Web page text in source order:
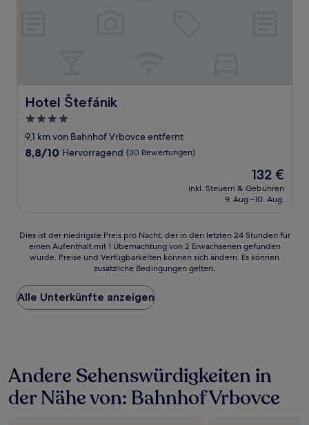
Hotel Štefánik
Hotel Štefánik
4.0-
Sterne-
Unterkunft
9,1 km von Bahnhof Vrbovce entfernt
8.8
8,8/10 Hervorragend (30 Bewertungen)
Der
Preis
beträgt
132 €
inkl. Steuern & Gebühren
9. Aug.–10. Aug.
Dies
der
Preis
pro
Nacht,
24 Stunden
für
einen
Dies ist der niedrigste Preis pro Nacht, der in den letzten 24 Stunden für
einen Aufenthalt mit 1 Übernachtung von 2 Erwachsenen gefunden
wurde. Preise und Verfügbarkeiten können sich ändern. Es können
zusätzliche Bedingungen gelten.
Alle Unterkünfte anzeigen
Andere Sehenswürdigkeiten in
der Nähe von: Bahnhof Vrbovce